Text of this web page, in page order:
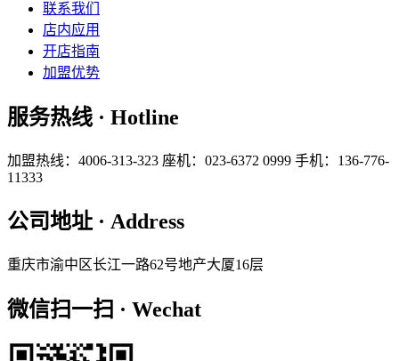
联系我们
店内应用
开店指南
加盟优势
服务热线 · Hotline
加盟热线：4006-313-323 座机：023-6372 0999 手机：136-776-
11333
公司地址 · Address
重庆市渝中区长江一路62号地产大厦16层
微信扫一扫 · Wechat